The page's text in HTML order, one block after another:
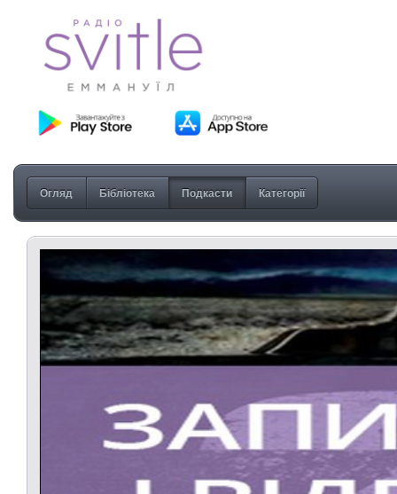
Огляд Бібліотека Подкасти Категорії